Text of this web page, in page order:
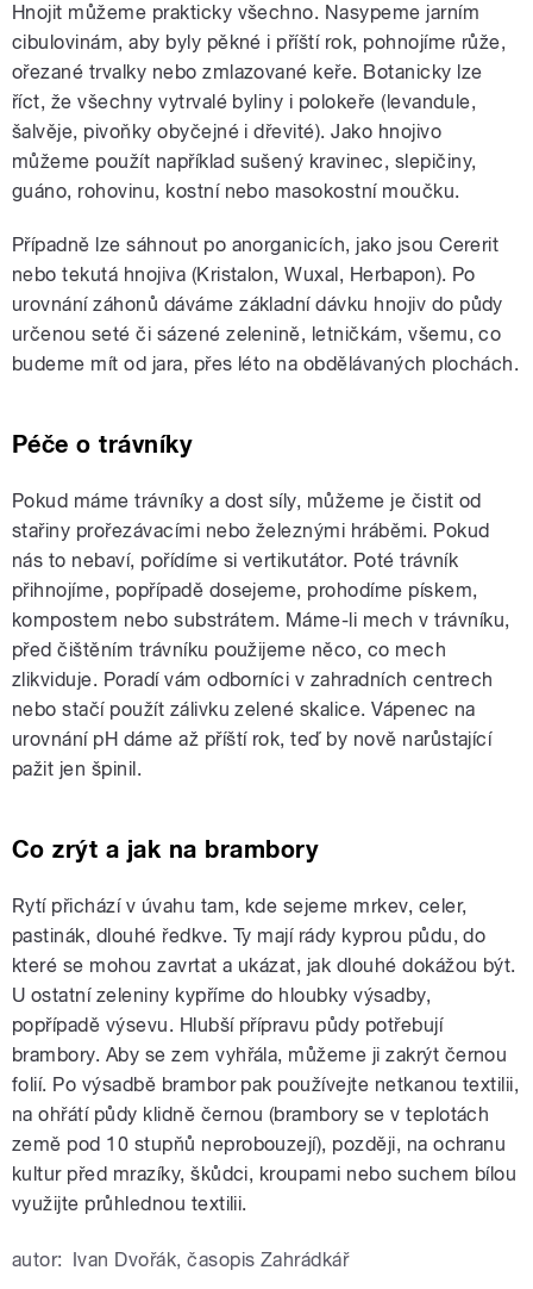
Hnojit můžeme prakticky všechno. Nasypeme jarním
cibulovinám, aby byly pěkné i příští rok, pohnojíme růže,
ořezané trvalky nebo zmlazované keře. Botanicky lze
říct, že všechny vytrvalé byliny i polokeře (levandule,
šalvěje, pivoňky obyčejné i dřevité). Jako hnojivo
můžeme použít například sušený kravinec, slepičiny,
guáno, rohovinu, kostní nebo masokostní moučku.
Případně lze sáhnout po anorganicích, jako jsou Cererit
nebo tekutá hnojiva (Kristalon, Wuxal, Herbapon). Po
urovnání záhonů dáváme základní dávku hnojiv do půdy
určenou seté či sázené zelenině, letničkám, všemu, co
budeme mít od jara, přes léto na obdělávaných plochách.
Péče o trávníky
Pokud máme trávníky a dost síly, můžeme je čistit od
stařiny prořezávacími nebo železnými hráběmi. Pokud
nás to nebaví, pořídíme si vertikutátor. Poté trávník
přihnojíme, popřípadě dosejeme, prohodíme pískem,
kompostem nebo substrátem. Máme-li mech v trávníku,
před čištěním trávníku použijeme něco, co mech
zlikviduje. Poradí vám odborníci v zahradních centrech
nebo stačí použít zálivku zelené skalice. Vápenec na
urovnání pH dáme až příští rok, teď by nově narůstající
pažit jen špinil.
Co zrýt a jak na brambory
Rytí přichází v úvahu tam, kde sejeme mrkev, celer,
pastinák, dlouhé ředkve. Ty mají rády kyprou půdu, do
které se mohou zavrtat a ukázat, jak dlouhé dokážou být.
U ostatní zeleniny kypříme do hloubky výsadby,
popřípadě výsevu. Hlubší přípravu půdy potřebují
brambory. Aby se zem vyhřála, můžeme ji zakrýt černou
folií. Po výsadbě brambor pak používejte netkanou textilii,
na ohřátí půdy klidně černou (brambory se v teplotách
země pod 10 stupňů neprobouzejí), později, na ochranu
kultur před mrazíky, škůdci, kroupami nebo suchem bílou
využijte průhlednou textilii.
autor: Ivan Dvořák, časopis Zahrádkář